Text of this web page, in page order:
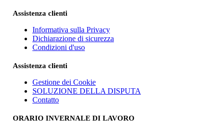
Assistenza clienti
Informativa sulla Privacy
Dichiarazione di sicurezza
Condizioni d'uso
Assistenza clienti
Gestione dei Cookie
SOLUZIONE DELLA DISPUTA
Contatto
ORARIO INVERNALE DI LAVORO